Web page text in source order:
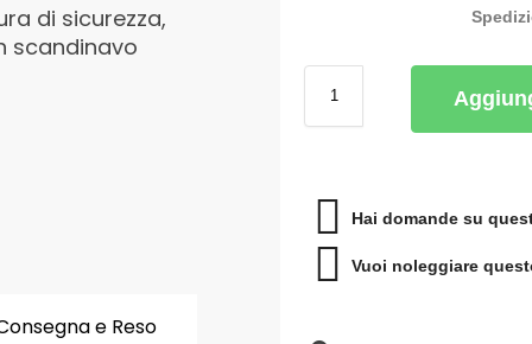
di sicurezza,
scandinavo
e Reso
Hai domande su
Vuoi noleggiare